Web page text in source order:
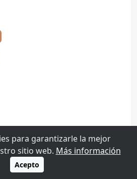
para garantizarle la mejor
sitio web. Más información
Acepto